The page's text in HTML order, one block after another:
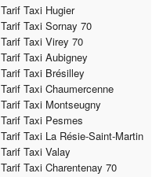
Tarif Taxi Hugier
Tarif Taxi Sornay 70
Tarif Taxi Virey 70
Tarif Taxi Aubigney
Tarif Taxi Brésilley
Tarif Taxi Chaumercenne
Tarif Taxi Montseugny
Tarif Taxi Pesmes
Tarif Taxi La Résie-Saint-Martin
Tarif Taxi Valay
Tarif Taxi Charentenay 70